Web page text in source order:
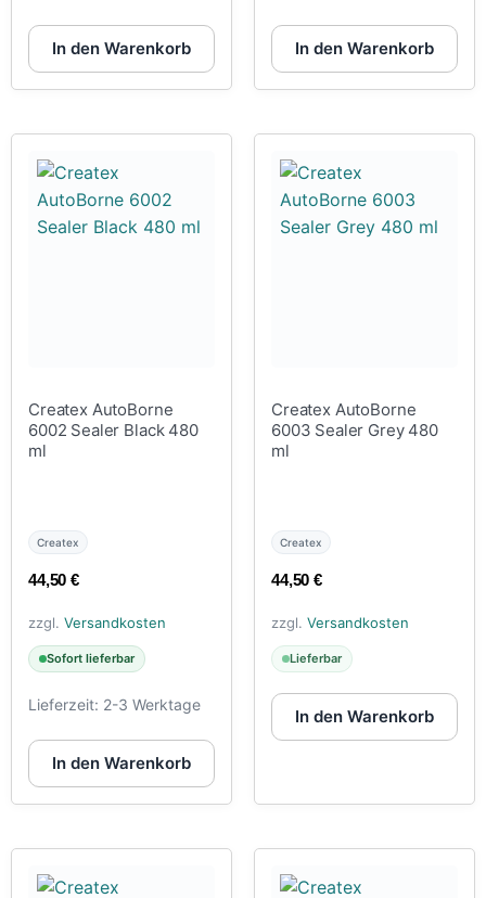
In den Warenkorb In den Warenkorb
Createx AutoBorne
6002 Sealer Black 480
ml
Createx
44,50€
zzgl. Versandkosten
Sofort lieferbar
Lieferzeit: 2-3 Werktage
In den Warenkorb
Createx AutoBorne
6003 Sealer Grey 480
ml
Createx
44,50€
zzgl. Versandkosten
Lieferbar
In den Warenkorb